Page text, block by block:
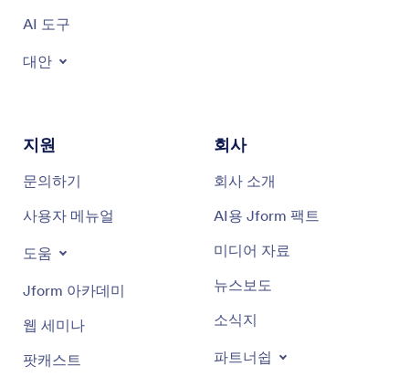
AI 도구
대안
지원
문의하기
사용자 메뉴얼
도움
Jform 아카데미
웹 세미나
팟캐스트
회사
회사 소개
AI용 Jform 팩트
미디어 자료
뉴스보도
소식지
파트너쉽